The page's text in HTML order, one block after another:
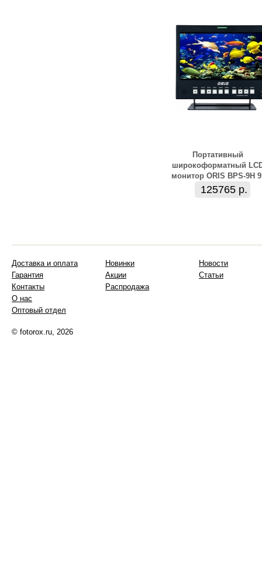
Портативный
широкоформатный
монитор ORIS BPS-9H
125765 р.
Доставка и оплата
Гарантия
Контакты
О нас
Оптовый отдел
Новинки
Акции
Распродажа
Новости
Статьи
© fotorox.ru, 2026